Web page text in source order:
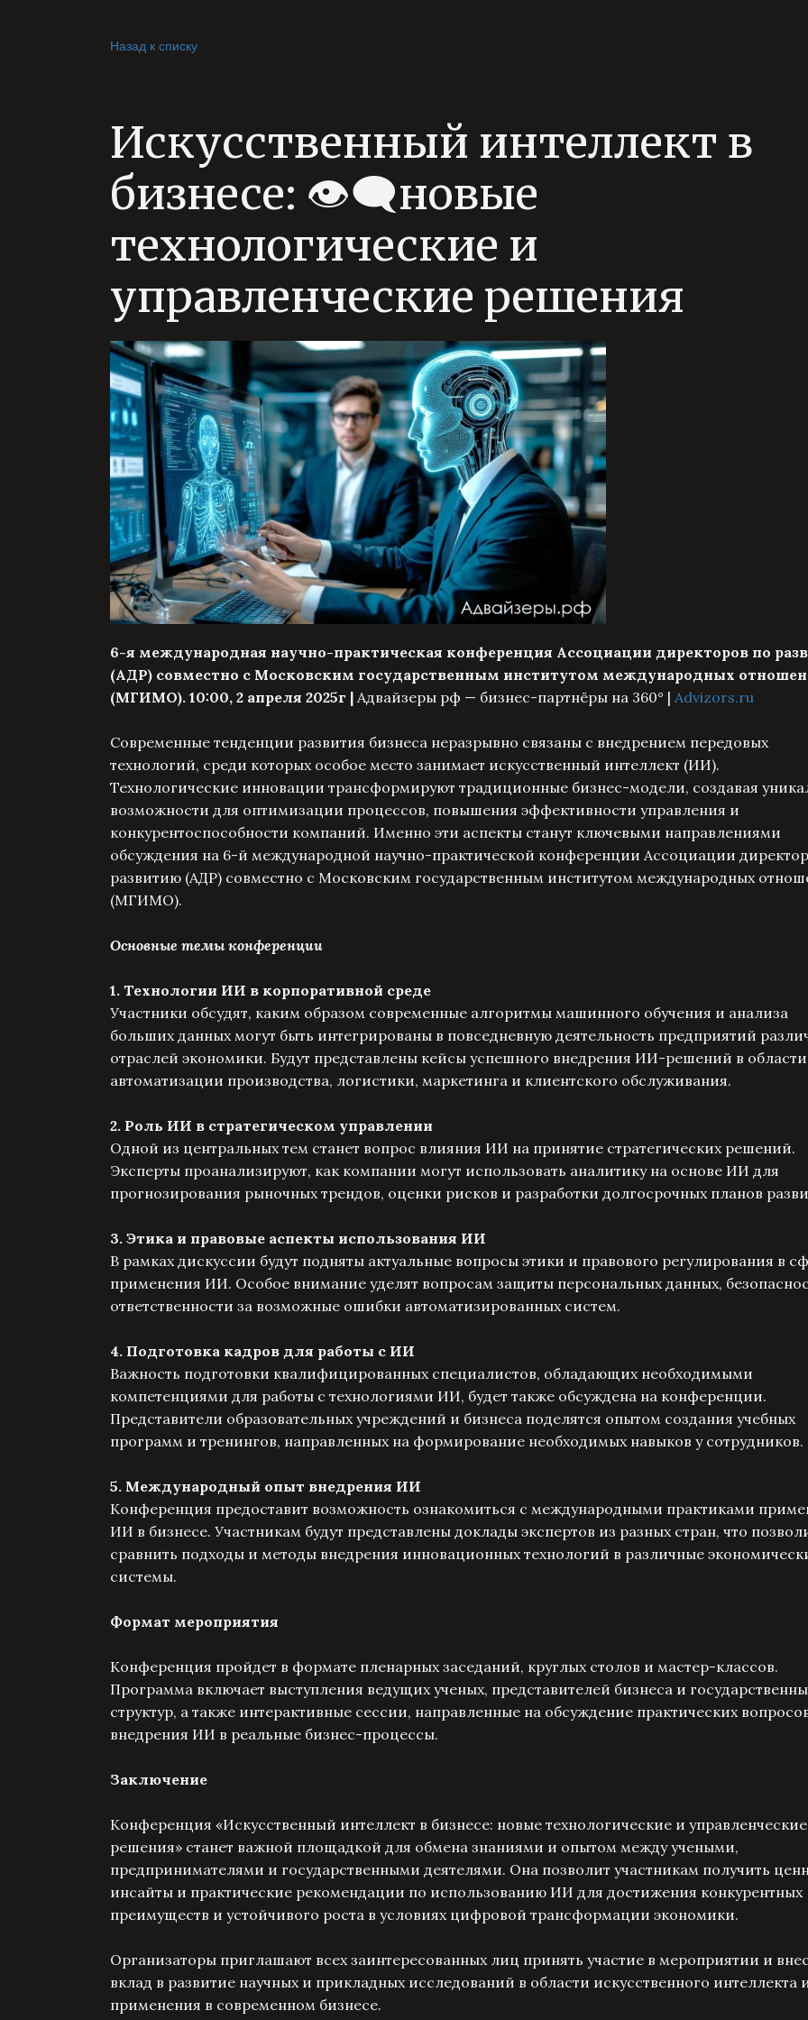
Назад к списку
Искусственный интеллект в
бизнесе: 👁️‍🗨️новые
технологические и
управленческие решения
6-я международная научно-практическая конференция Ассоциации директоров по
(АДР) совместно с Московским государственным институтом международных
(МГИМО). 10:00, 2 апреля 2025г | Адвайзеры рф — бизнес-партнёры на 360° | Advizors.ru
Современные тенденции развития бизнеса неразрывно связаны с внедрением передовых
технологий, среди которых особое место занимает искусственный интеллект (ИИ).
Технологические инновации трансформируют традиционные бизнес-модели, создавая
возможности для оптимизации процессов, повышения эффективности управления и
конкурентоспособности компаний. Именно эти аспекты станут ключевыми направлениями
обсуждения на 6-й международной научно-практической конференции Ассоциации
развитию (АДР) совместно с Московским государственным институтом международных
(МГИМО).
Основные темы конференции
1. Технологии ИИ в корпоративной среде
Участники обсудят, каким образом современные алгоритмы машинного обучения и анализа
больших данных могут быть интегрированы в повседневную деятельность предприятий
отраслей экономики. Будут представлены кейсы успешного внедрения ИИ-решений в области
автоматизации производства, логистики, маркетинга и клиентского обслуживания.
2. Роль ИИ в стратегическом управлении
Одной из центральных тем станет вопрос влияния ИИ на принятие стратегических решений.
Эксперты проанализируют, как компании могут использовать аналитику на основе ИИ для
прогнозирования рыночных трендов, оценки рисков и разработки долгосрочных планов
3. Этика и правовые аспекты использования ИИ
В рамках дискуссии будут подняты актуальные вопросы этики и правового регулирования в
применения ИИ. Особое внимание уделят вопросам защиты персональных данных,
ответственности за возможные ошибки автоматизированных систем.
4. Подготовка кадров для работы с ИИ
Важность подготовки квалифицированных специалистов, обладающих необходимыми
компетенциями для работы с технологиями ИИ, будет также обсуждена на конференции.
Представители образовательных учреждений и бизнеса поделятся опытом создания учебных
программ и тренингов, направленных на формирование необходимых навыков у сотрудников.
5. Международный опыт внедрения ИИ
Конференция предоставит возможность ознакомиться с международными практиками
ИИ в бизнесе. Участникам будут представлены доклады экспертов из разных стран, что
сравнить подходы и методы внедрения инновационных технологий в различные
системы.
Формат мероприятия
Конференция пройдет в формате пленарных заседаний, круглых столов и мастер-классов.
Программа включает выступления ведущих ученых, представителей бизнеса и
структур, а также интерактивные сессии, направленные на обсуждение практических
внедрения ИИ в реальные бизнес-процессы.
Заключение
Конференция «Искусственный интеллект в бизнесе: новые технологические и управленческие
решения» станет важной площадкой для обмена знаниями и опытом между учеными,
предпринимателями и государственными деятелями. Она позволит участникам получить
инсайты и практические рекомендации по использованию ИИ для достижения конкурентных
преимуществ и устойчивого роста в условиях цифровой трансформации экономики.
Организаторы приглашают всех заинтересованных лиц принять участие в мероприятии и
вклад в развитие научных и прикладных исследований в области искусственного интеллекта
применения в современном бизнесе.